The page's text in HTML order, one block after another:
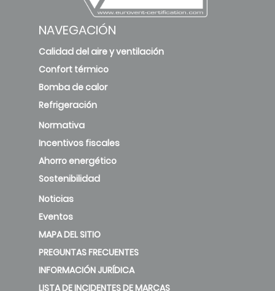
NAVEGACIÓN
Calidad del aire y ventilación
Confort térmico
Bomba de calor
Refrigeración
Normativa
Incentivos fiscales
Ahorro energético
Sostenibilidad
Noticias
Eventos
MAPA DEL SITIO
PREGUNTAS FRECUENTES
INFORMACIÓN JURÍDICA
LISTA DE INCIDENTES DE MARCAS